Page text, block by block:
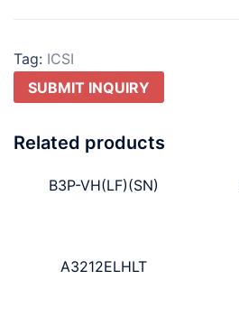
Tag: ICSI
SUBMIT INQUIRY
Related products
B3P-VH(LF)(SN)
A3212ELHLT